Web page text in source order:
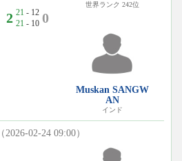
2 21 - 12
21 - 10 0
世界ランク 242位
Muskan SANGW
AN
インド
（2026-02-24 09:00）